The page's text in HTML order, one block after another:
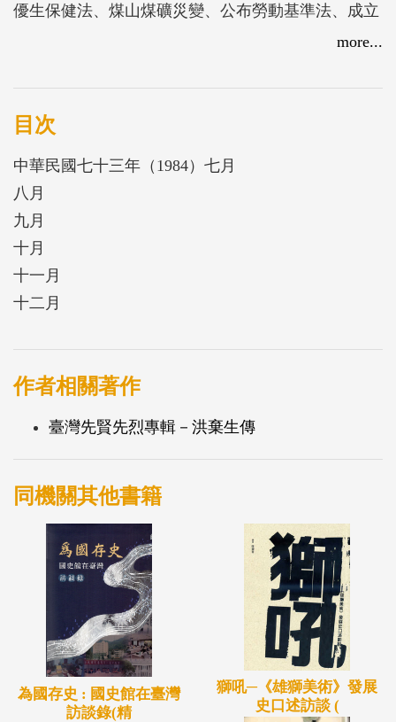
優生保健法、煤山煤礦災變、公布勞動基準法、成立
農業委員會、雷根、布希當選美國正副總統、總統公
全力支持十四項建設。
more...
目次
中華民國七十三年（1984）七月
八月
九月
十月
十一月
十二月
作者相關著作
臺灣先賢先烈專輯－洪棄生傳
同機關其他書籍
為國存史 : 國史館在臺灣
訪談錄(精
獅吼─《雄獅美術》發展
史口述訪談 (